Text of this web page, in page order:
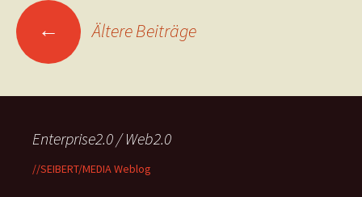
Beitragsnavigation
← Ältere Beiträge
Enterprise2.0 / Web2.0
//SEIBERT/MEDIA Weblog